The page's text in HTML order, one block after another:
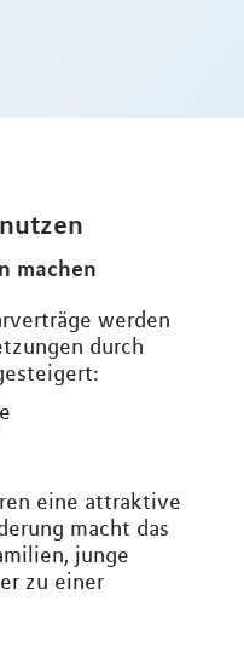
machen
werden
durch
eine attraktive
macht das
junge
zu einer